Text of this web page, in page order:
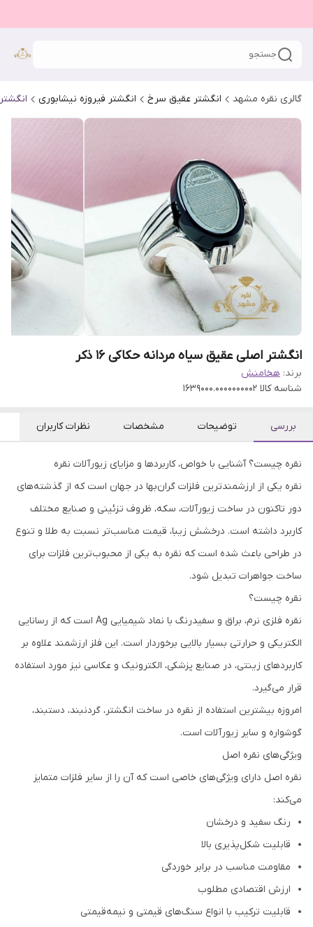
جستجو
گالری نقره مشهد انگشتر عقیق سرخ انگشتر فیروزه نیشابوری
انگشتر اصلی عقیق سیاه مردانه حکاکی 16 ذکر
برند: هخامنش
شناسه کالا 1639000.0000000002
بررسی توضیحات مشخصات نظرات کاربران
نقره چیست؟ آشنایی با خواص، کاربردها و مزایای زیورآلات نقره
نقره یکی از ارزشمندترین فلزات گران‌بها در جهان است که از گذشته‌های
دور تاکنون در ساخت زیورآلات، سکه، ظروف تزئینی و صنایع مختلف
کاربرد داشته است. درخشش زیبا، قیمت مناسب‌تر نسبت به طلا و تنوع
در طراحی باعث شده است که نقره به یکی از محبوب‌ترین فلزات برای
ساخت جواهرات تبدیل شود.
نقره چیست؟
نقره فلزی نرم، براق و سفیدرنگ با نماد شیمیایی Ag است که از رسانایی
الکتریکی و حرارتی بسیار بالایی برخوردار است. این فلز ارزشمند علاوه بر
کاربردهای زینتی، در صنایع پزشکی، الکترونیک و عکاسی نیز مورد استفاده
قرار می‌گیرد.
امروزه بیشترین استفاده از نقره در ساخت انگشتر، گردنبند، دستبند،
گوشواره و سایر زیورآلات است.
ویژگی‌های نقره اصل
نقره اصل دارای ویژگی‌های خاصی است که آن را از سایر فلزات متمایز
می‌کند:
رنگ سفید و درخشان
قابلیت شکل‌پذیری بالا
مقاومت مناسب در برابر خوردگی
ارزش اقتصادی مطلوب
قابلیت ترکیب با انواع سنگ‌های قیمتی و نیمه‌قیمتی